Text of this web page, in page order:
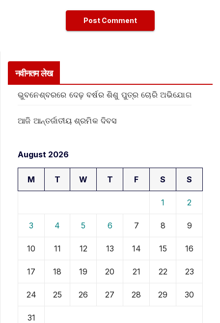
नवीनतम लेख
ଭୁବନେଶ୍ବରରେ ଦେଢ଼ ବର୍ଷର ଶିଶୁ ପୁତ୍ର ଚୋରି ଅଭିଯୋଗ
ଆଜି ଆନ୍ତର୍ଜାତୀୟ ଶ୍ରମିକ ଦିବସ
August 2026
M T W T F S S
1 2
3 4 5 6 7 8 9
10 11 12 13 14 15 16
17 18 19 20 21 22 23
24 25 26 27 28 29 30
31